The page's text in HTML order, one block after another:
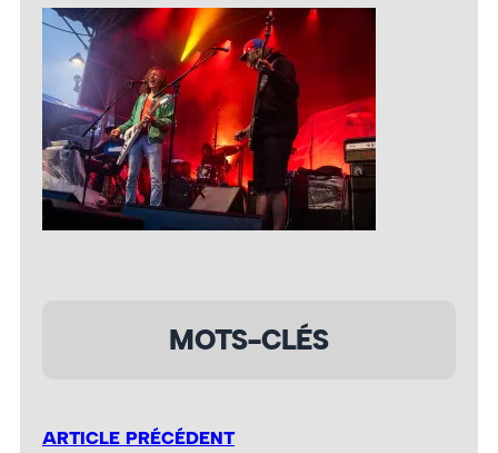
MOTS-CLÉS
ARTICLE PRÉCÉDENT